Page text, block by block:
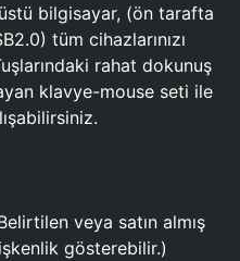
bilgisayar, (ön tarafta
tüm cihazlarınızı
rahat dokunuş
klavye-mouse seti ile
veya satın almış
gösterebilir.)